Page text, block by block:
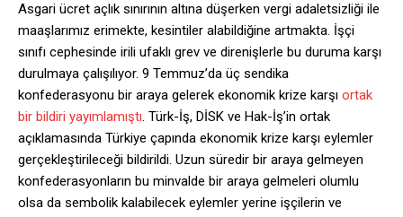
Asgari ücret açlık sınırının altına düşerken vergi adaletsizliği ile
maaşlarımız erimekte, kesintiler alabildiğine artmakta. İşçi
sınıfı cephesinde irili ufaklı grev ve direnişlerle bu duruma karşı
durulmaya çalışılıyor. 9 Temmuz’da üç sendika
konfederasyonu bir araya gelerek ekonomik krize karşı ortak
bir bildiri yayımlamıştı. Türk-İş, DİSK ve Hak-İş’in ortak
açıklamasında Türkiye çapında ekonomik krize karşı eylemler
gerçekleştirileceği bildirildi. Uzun süredir bir araya gelmeyen
konfederasyonların bu minvalde bir araya gelmeleri olumlu
olsa da sembolik kalabilecek eylemler yerine işçilerin ve